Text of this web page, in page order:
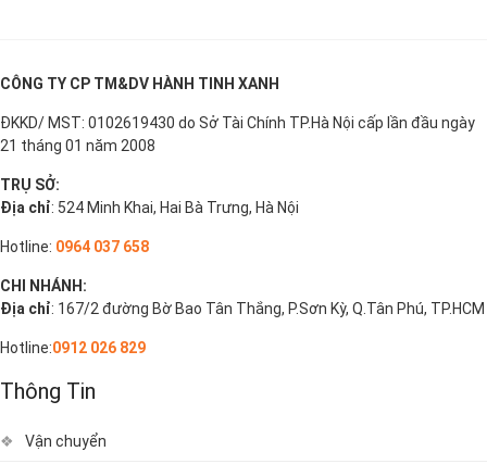
CÔNG TY CP TM&DV HÀNH TINH XANH
ĐKKD/ MST: 0102619430 do Sở Tài Chính TP.Hà Nội cấp lần đầu ngày
21 tháng 01 năm 2008
TRỤ SỞ:
Địa chỉ: 524 Minh Khai, Hai Bà Trưng, Hà Nội
Hotline: 0964 037 658
CHI NHÁNH:
Địa chỉ: 167/2 đường Bờ Bao Tân Thắng, P.Sơn Kỳ, Q.Tân Phú, TP.HCM
Hotline:0912 026 829
Thông Tin
Vận chuyển